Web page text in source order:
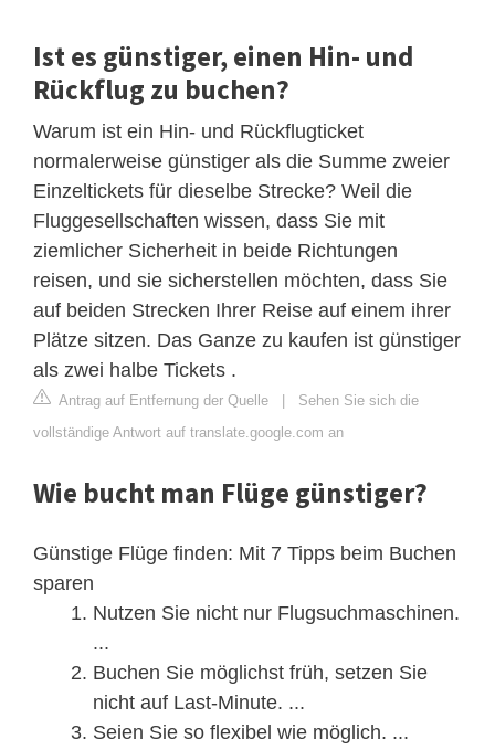
Ist es günstiger, einen Hin- und
Rückflug zu buchen?
Warum ist ein Hin- und Rückflugticket
normalerweise günstiger als die Summe zweier
Einzeltickets für dieselbe Strecke? Weil die
Fluggesellschaften wissen, dass Sie mit
ziemlicher Sicherheit in beide Richtungen
reisen, und sie sicherstellen möchten, dass Sie
auf beiden Strecken Ihrer Reise auf einem ihrer
Plätze sitzen. Das Ganze zu kaufen ist günstiger
als zwei halbe Tickets .
Antrag auf Entfernung der Quelle
Sehen Sie sich die
vollständige Antwort auf translate.google.com an
Wie bucht man Flüge günstiger?
Günstige Flüge finden: Mit 7 Tipps beim Buchen
sparen
Nutzen Sie nicht nur Flugsuchmaschinen.
...
Buchen Sie möglichst früh, setzen Sie
nicht auf Last-Minute. ...
Seien Sie so flexibel wie möglich. ...